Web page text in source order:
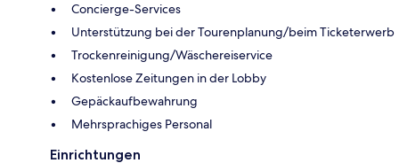
Concierge-Services
Unterstützung bei der Tourenplanung/beim Ticketerwerb
Trockenreinigung/Wäschereiservice
Kostenlose Zeitungen in der Lobby
Gepäckaufbewahrung
Mehrsprachiges Personal
Einrichtungen